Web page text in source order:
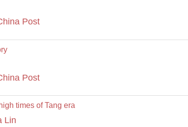
Post
Post
times of Tang era
Lin